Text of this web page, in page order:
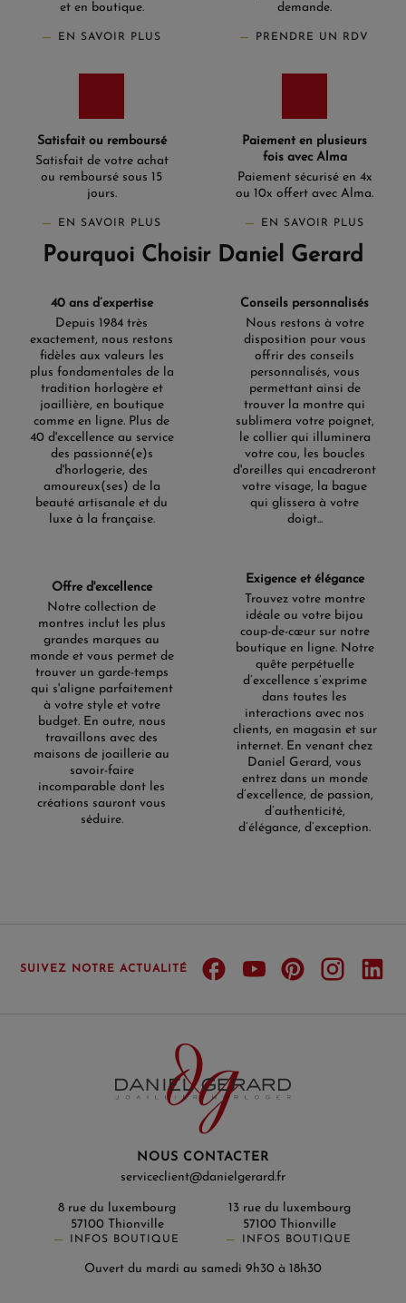
et en boutique.
EN SAVOIR PLUS
demande.
PRENDRE UN RDV
Satisfait ou remboursé
Satisfait de votre achat
ou remboursé sous 15
jours.
EN SAVOIR PLUS
Paiement en plusieurs
fois avec Alma
Paiement sécurisé en 4x
ou 10x offert avec Alma.
EN SAVOIR PLUS
Pourquoi Choisir Daniel Gerard
40 ans d’expertise
Depuis 1984 très
exactement, nous restons
fidèles aux valeurs les
plus fondamentales de la
tradition horlogère et
joaillière, en boutique
comme en ligne. Plus de
40 d'excellence au service
des passionné(e)s
d'horlogerie, des
amoureux(ses) de la
beauté artisanale et du
luxe à la française.
Conseils personnalisés
Nous restons à votre
disposition pour vous
offrir des conseils
personnalisés, vous
permettant ainsi de
trouver la montre qui
sublimera votre poignet,
le collier qui illuminera
votre cou, les boucles
d'oreilles qui encadreront
votre visage, la bague
qui glissera à votre
doigt...
Offre d'excellence
Notre collection de
montres inclut les plus
grandes marques au
monde et vous permet de
trouver un garde-temps
qui s'aligne parfaitement
à votre style et votre
budget. En outre, nous
travaillons avec des
maisons de joaillerie au
savoir-faire
incomparable dont les
créations sauront vous
séduire.
Exigence et élégance
Trouvez votre montre
idéale ou votre bijou
coup-de-cœur sur notre
boutique en ligne. Notre
quête perpétuelle
d’excellence s’exprime
dans toutes les
interactions avec nos
clients, en magasin et sur
internet. En venant chez
Daniel Gerard, vous
entrez dans un monde
d’excellence, de passion,
d’authenticité,
d’élégance, d’exception.
SUIVEZ NOTRE ACTUALITÉ
NOUS CONTACTER
serviceclient@danielgerard.fr
8 rue du luxembourg
57100 Thionville
INFOS BOUTIQUE
13 rue du luxembourg
57100 Thionville
INFOS BOUTIQUE
Ouvert du mardi au samedi 9h30 à 18h30